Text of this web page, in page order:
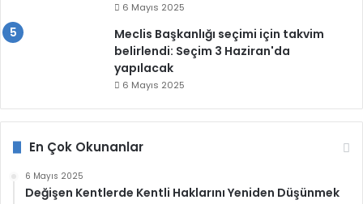
6 Mayıs 2025
Meclis Başkanlığı seçimi için takvim
belirlendi: Seçim 3 Haziran'da
yapılacak
6 Mayıs 2025
En Çok Okunanlar
6 Mayıs 2025
Değişen Kentlerde Kentli Haklarını Yeniden Düşünmek